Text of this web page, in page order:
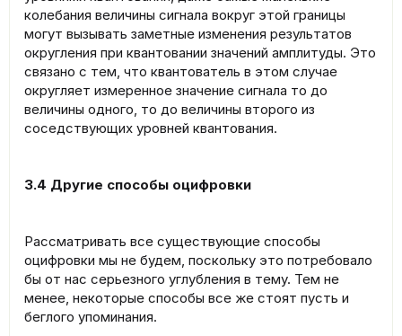
колебания величины сигнала вокруг этой границы
могут вызывать заметные изменения результатов
округления при квантовании значений амплитуды. Это
связано с тем, что квантователь в этом случае
округляет измеренное значение сигнала то до
величины одного, то до величины второго из
соседствующих уровней квантования.
3.4 Другие способы оцифровки
Рассматривать все существующие способы
оцифровки мы не будем, поскольку это потребовало
бы от нас серьезного углубления в тему. Тем не
менее, некоторые способы все же стоят пусть и
беглого упоминания.